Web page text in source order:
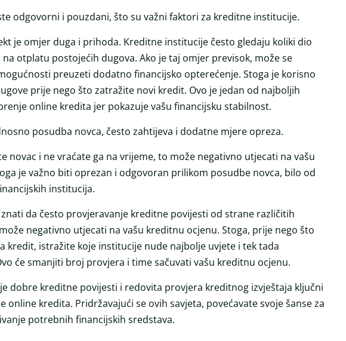
odgovorni i pouzdani, što su važni faktori za kreditne institucije.
je omjer duga i prihoda. Kreditne institucije često gledaju koliki dio
otplatu postojećih dugova. Ako je taj omjer previsok, može se
preuzeti dodatno financijsko opterećenje. Stoga je korisno
prije nego što zatražite novi kredit. Ovo je jedan od najboljih
online kredita jer pokazuje vašu financijsku stabilnost.
posudba novca, često zahtijeva i dodatne mjere opreza.
novac i ne vraćate ga na vrijeme, to može negativno utjecati na vašu
je važno biti oprezan i odgovoran prilikom posudbe novca, bilo od
institucija.
da često provjeravanje kreditne povijesti od strane različitih
negativno utjecati na vašu kreditnu ocjenu. Stoga, prije nego što
kredit, istražite koje institucije nude najbolje uvjete i tek tada
će smanjiti broj provjera i time sačuvati vašu kreditnu ocjenu.
dobre kreditne povijesti i redovita provjera kreditnog izvještaja ključni
online kredita. Pridržavajući se ovih savjeta, povećavate svoje šanse za
potrebnih financijskih sredstava.